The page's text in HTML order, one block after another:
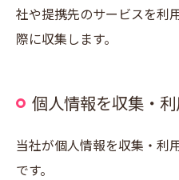
社や提携先のサービスを利
際に収集します。
個人情報を収集・
当社が個人情報を収集・利
です。